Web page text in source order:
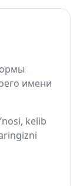
имени
kelib